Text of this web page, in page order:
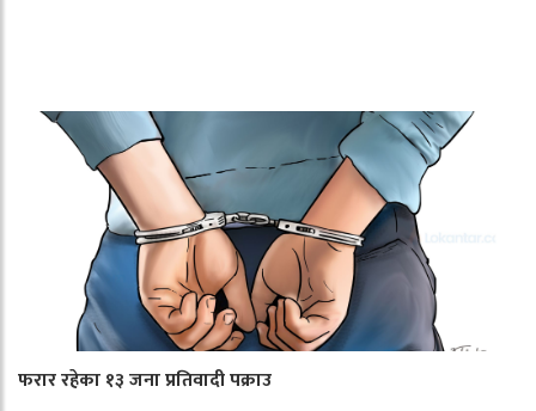
फरार रहेका १३ जना प्रतिवादी पक्राउ